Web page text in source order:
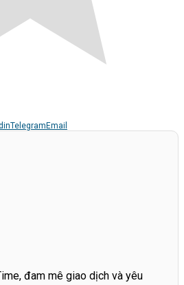
TelegramEmail
đam mê giao dịch và yêu